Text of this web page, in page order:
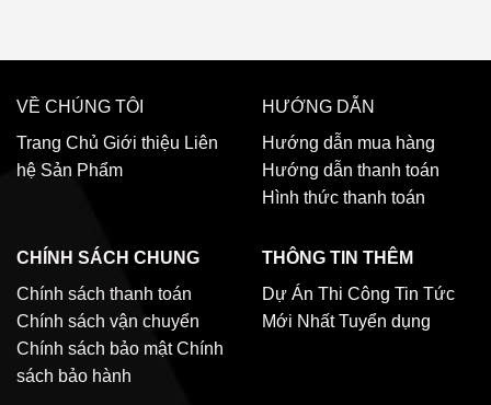
VỀ CHÚNG TÔI
Trang Chủ Giới thiệu Liên
hệ Sản Phẩm
HƯỚNG DẪN
Hướng dẫn mua hàng
Hướng dẫn thanh toán
Hình thức thanh toán
CHÍNH SÁCH CHUNG
Chính sách thanh toán
Chính sách vận chuyển
Chính sách bảo mật Chính
sách bảo hành
THÔNG TIN THÊM
Dự Án Thi Công Tin Tức
Mới Nhất Tuyển dụng